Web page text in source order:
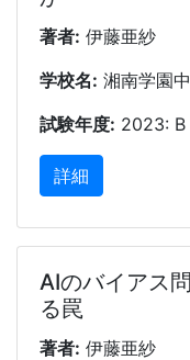
著者: 伊藤亜紗
学校名: 湘南学園
試験年度: 2023: B
詳細
AIのバイアス
る罠
著者: 伊藤亜紗